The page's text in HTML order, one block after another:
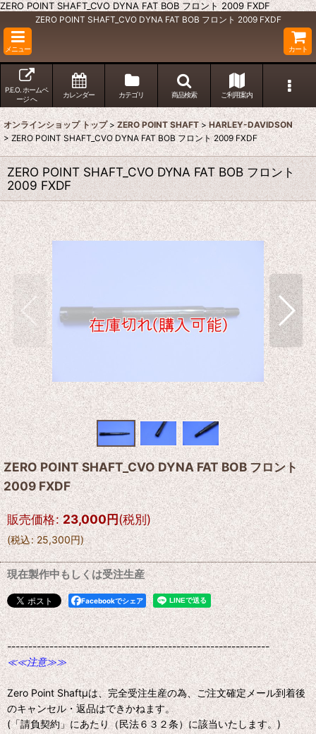
ZERO POINT SHAFT_CVO DYNA FAT BOB フロント 2009 FXDF
ZERO POINT SHAFT_CVO DYNA FAT BOB フロント 2009 FXDF
メニュー カート
P.E.O. ホームペ
ージ へ
カレンダー カテゴリ 商品検索 ご利用案内
オンラインショップ トップ > ZERO POINT SHAFT > HARLEY-DAVIDSON
> ZERO POINT SHAFT_CVO DYNA FAT BOB フロント 2009 FXDF
ZERO POINT SHAFT_CVO DYNA FAT BOB フロント
2009 FXDF
ZERO POINT SHAFT_CVO DYNA FAT BOB フロント
2009 FXDF
販売価格: 23,000円(税別)
(税込: 25,300円)
現在製作中もしくは受注生産
Facebookでシェア
--------------------------------------------------------------
≪≪注意≫≫
Zero Point Shaftμは、完全受注生産の為、ご注文確定メール到着後
のキャンセル・返品はできかねます。
(「請負契約」にあたり（民法６３２条）に該当いたします。)